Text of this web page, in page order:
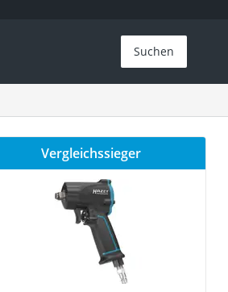
Suchen
Vergleichssieger